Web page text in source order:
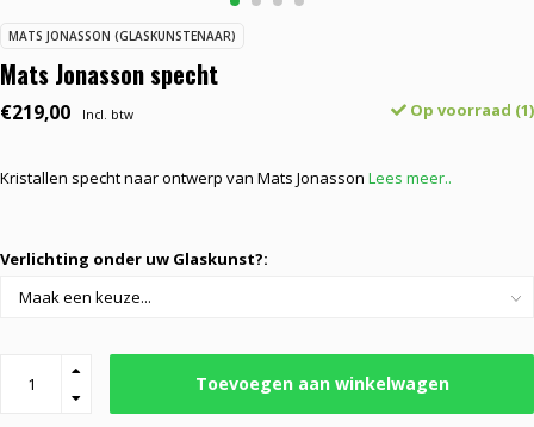
MATS JONASSON (GLASKUNSTENAAR)
Mats Jonasson specht
€219,00 Incl. btw Op voorraad (1)
Kristallen specht naar ontwerp van Mats Jonasson Lees meer..
Verlichting onder uw Glaskunst?:
Toevoegen aan winkelwagen